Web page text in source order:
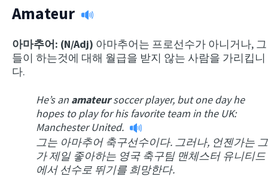
Amateur
아마추어: (N/Adj) 아마추어는 프로선수가 아니거나, 그
들이 하는것에 대해 월급을 받지 않는 사람을 가리킵니
다.
He’s an amateursoccer player, but one day he
hopes to play for his favorite team in the UK:
Manchester United.
그는 아마추어 축구선수이다. 그러나, 언젠가는 그
가 제일 좋아하는 영국 축구팀 맨체스터 유니티드
에서 선수로 뛰기를 희망한다.